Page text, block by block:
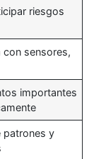
riesgos
con sensores,
importantes
patrones y